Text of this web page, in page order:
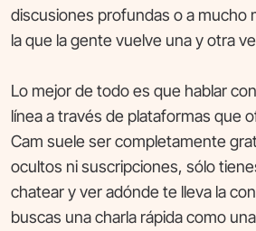
discusiones profundas o a mucho
la que la gente vuelve una y otra
Lo mejor de todo es que hablar
línea a través de plataformas que
Cam suele ser completamente
ocultos ni suscripciones, sólo
chatear y ver adónde te lleva la
buscas una charla rápida como